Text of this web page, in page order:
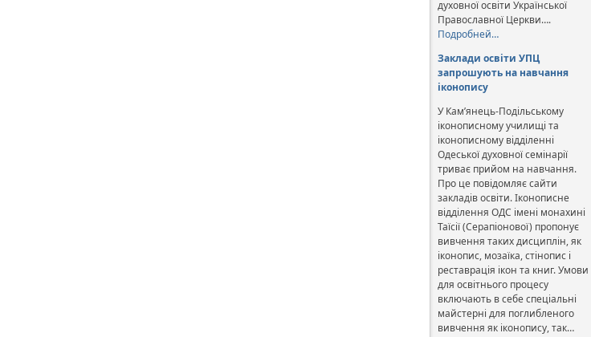
духовної освіти Української
Православної Церкви….
Подробней…
Заклади освіти УПЦ
запрошують на навчання
іконопису
У Кам’янець-Подільському
іконописному училищі та
іконописному відділенні
Одеської духовної семінарії
триває прийом на навчання.
Про це повідомляє сайти
закладів освіти. Іконописне
відділення ОДС імені монахині
Таїсії (Серапіонової) пропонує
вивчення таких дисциплін, як
іконопис, мозаїка, стінопис і
реставрація ікон та книг. Умови
для освітнього процесу
включають в себе спеціальні
майстерні для поглибленого
вивчення як іконопису, так…